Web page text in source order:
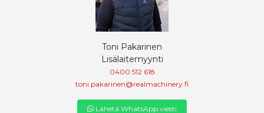
Toni Pakarinen
Lisälaitemyynti
0400 512 618
toni.pakarinen@realmachinery.fi
Lähetä WhatsApp viesti